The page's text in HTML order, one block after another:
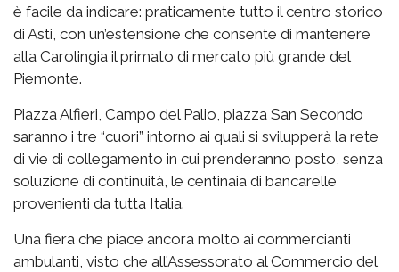
è facile da indicare: praticamente tutto il centro storico
di Asti, con un’estensione che consente di mantenere
alla Carolingia il primato di mercato più grande del
Piemonte.
Piazza Alfieri, Campo del Palio, piazza San Secondo
saranno i tre “cuori” intorno ai quali si svilupperà la rete
di vie di collegamento in cui prenderanno posto, senza
soluzione di continuità, le centinaia di bancarelle
provenienti da tutta Italia.
Una fiera che piace ancora molto ai commercianti
ambulanti, visto che all’Assessorato al Commercio del